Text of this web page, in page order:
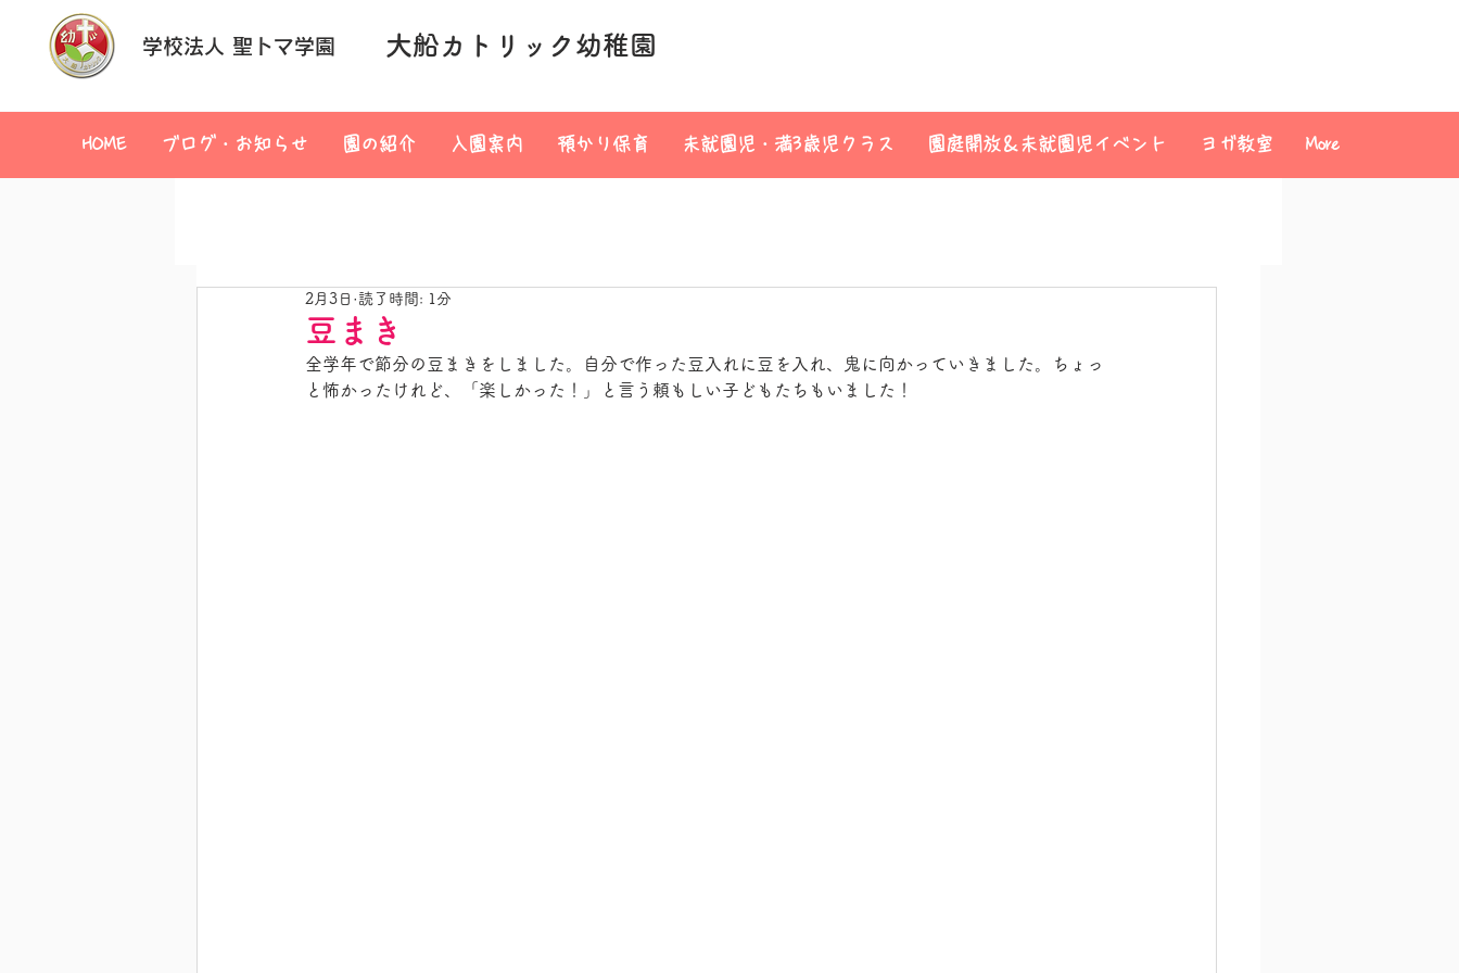
学校法人 聖トマ学園 大船カトリック幼稚園
HOME ブログ・お知らせ 園の紹介 入園案内 預かり保育 未就園児・満3歳児クラス 園庭開放＆未就園児イベント ヨガ教室 More
豆まき
2月3日 読了時間: 1分
全学年で節分の豆まきをしました。自分で作った豆入れに豆を入れ、鬼に向かっていきました。ちょっ
と怖かったけれど、「楽しかった！」と言う頼もしい子どもたちもいました！